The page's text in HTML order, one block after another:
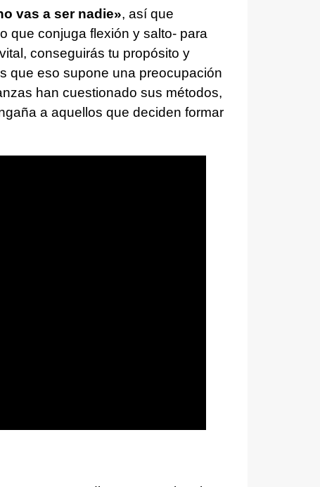
vas a ser nadie», así que
que conjuga flexión y salto- para
conseguirás tu propósito y
que eso supone una preocupación
han cuestionado sus métodos,
a aquellos que deciden formar